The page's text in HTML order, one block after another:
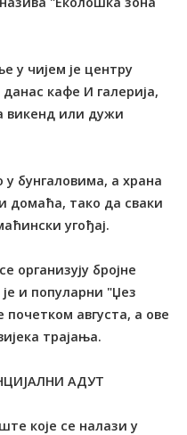
у чијем је центру
кафе И галерија,
викенд или дужи
бунгаловима, а храна
домаћа, тако да сваки
угођај.
организују бројне
и популарни "Џез
почетком августа, а ове
трајања.
АДУТ
које се налази у